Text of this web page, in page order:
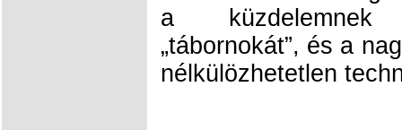
a
„tábornokát”, és a
nélkülözhetetlen